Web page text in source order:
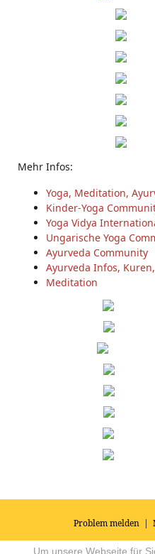
Mehr Infos:
Yoga, Meditation,
Kinder-Yoga
Yoga Vidya
Ungarische Yoga
Ayurveda Community
Ayurveda Infos,
Meditation
Problem melden |
© 2026Impressum|Datenschutz
Um unsere Webseite für